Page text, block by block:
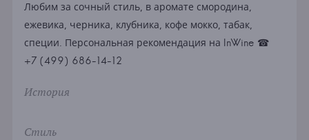
Любим за сочный стиль, в аромате смородина,
ежевика, черника, клубника, кофе мокко, табак,
специи. Персональная рекомендация на InWine ☎
+7 (499) 686-14-12
История
Стиль